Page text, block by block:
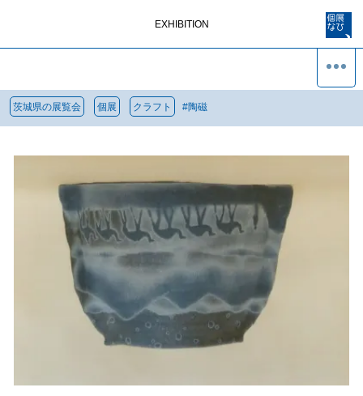
EXHIBITION
茨城県の展覧会 個展 クラフト #陶磁